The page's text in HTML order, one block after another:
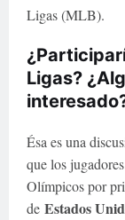
Ligas (MLB).
Ligas?
Ésa es una
que los
Olímpicos por
de Estados